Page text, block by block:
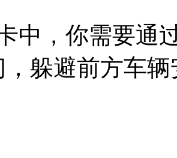
中，你需要通
躲避前方车